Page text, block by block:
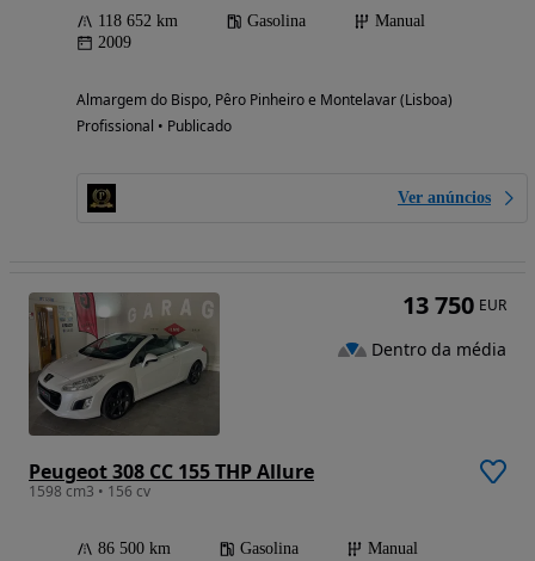
118 652 km Gasolina
Manual
2009
Almargem do Bispo, Pêro Pinheiro e Montelavar (Lisboa)
Profissional • Publicado
Ver anúncios
Peugeot 308 CC 155 THP Allure
1598 cm3 • 156 cv
86 500 km Gasolina Manual
13 750 EUR
Dentro da média